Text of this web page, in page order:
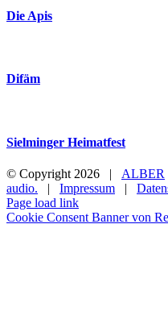
Die Apis
Difäm
Sielminger Heimatfest
© Copyright 2026 | ALBER
audio. | Impressum |
Page load link
Cookie Consent Banner von